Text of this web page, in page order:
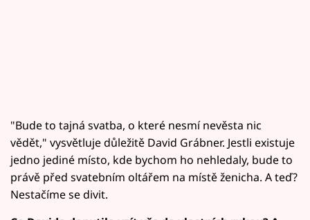
Sledujte nás
"Bude to tajná svatba, o které nesmí nevěsta nic
vědět," vysvětluje důležitě David Grábner. Jestli existuje
jedno jediné místo, kde bychom ho nehledaly, bude to
právě před svatebním oltářem na místě ženicha. A teď?
Nestačíme se divit.